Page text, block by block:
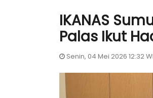
IKANAS
Palas Ikut
Senin, 04 Mei 2026 12:32